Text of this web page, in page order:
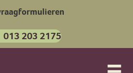
013 203 2175